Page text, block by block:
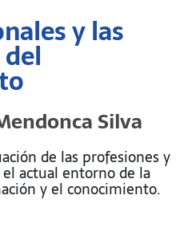
y las
Silva
de las profesiones y
actual entorno de la
y el conocimiento.